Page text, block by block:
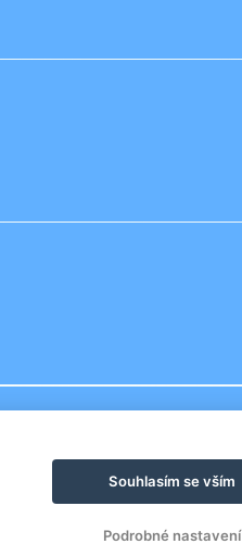
Souhlasím se vším
Podrobné nastavení